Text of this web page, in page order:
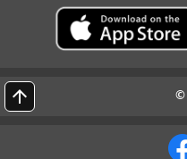
arrow_upward